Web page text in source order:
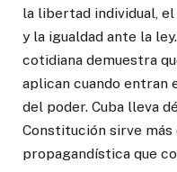
la libertad individual,
y la igualdad ante la
cotidiana demuestra
aplican cuando entran
del poder. Cuba lleva
Constitución sirve
propagandística que